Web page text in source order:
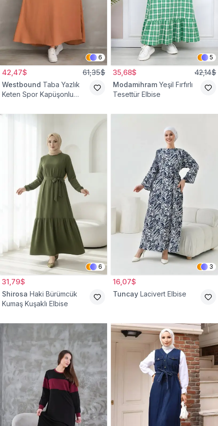
6
42,47$ 61,35$
Westbound Taba Yazlık
Keten Spor Kapüşonlu
Tesettür Elbise
5
35,68$ 42,14$
Modamihram Yeşil Fırfırlı
Tesettür Elbise
6
31,79$
Shirosa Haki Bürümcük
Kumaş Kuşaklı Elbise
3
16,07$
Tuncay Lacivert Elbise